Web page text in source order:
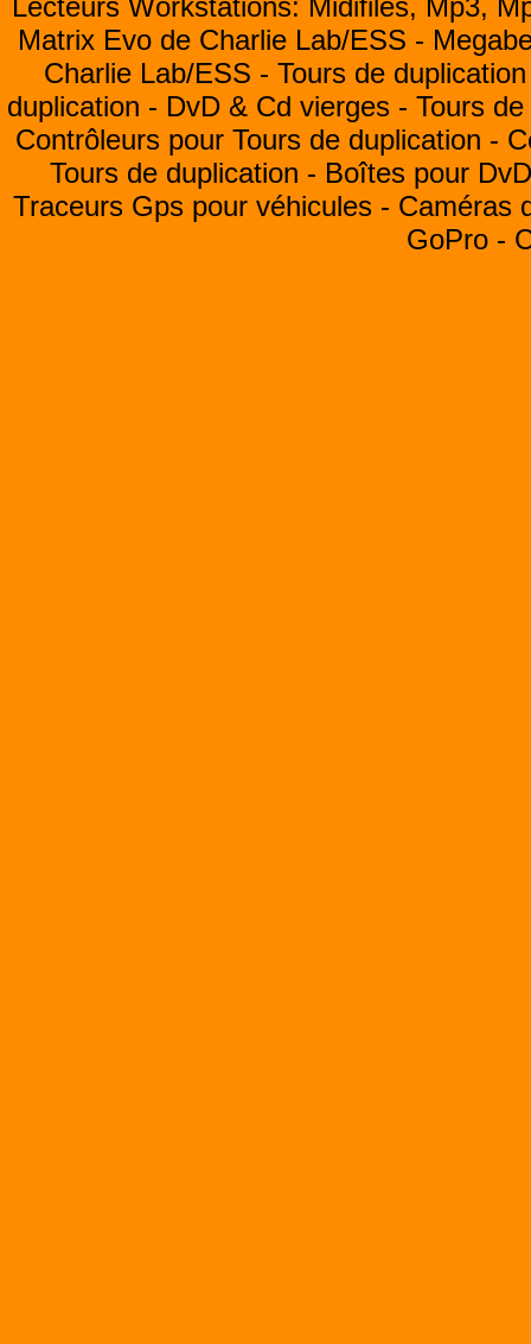
Lecteurs Workstations: Midifiles, Mp3,
Matrix Evo de Charlie Lab/ESS -
Charlie Lab/ESS - Tours de
duplication - DvD & Cd vierges - Tours
Contrôleurs pour Tours de duplication -
Tours de duplication - Boîtes pour
Traceurs Gps pour véhicules - Caméras
GoPro -